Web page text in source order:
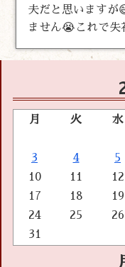
夫だと思いますが
ません😭これで失
月 火 水
3
4 5
10
11 12
17
18 19
24
25 26
31